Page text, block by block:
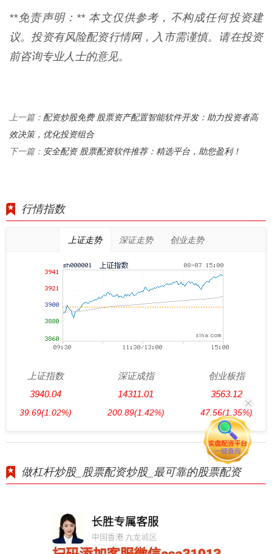
**免责声明：** 本文仅供参考，不构成任何投资建
议。投资有风险配资行情网，入市需谨慎。请在投资
前咨询专业人士的意见。
上一篇： 配资炒股免费 股票资产配置智能软件开发：助力投资者高
效决策，优化投资组合
下一篇： 安全配资 股票配资软件推荐：精选平台，助您盈利！
行情指数
上证走势 深证走势 创业走势
上证指数
3940.04
39.69(1.02%)
深证成指
14311.01
200.89(1.42%)
创业板指
3563.12
47.56(1.35%)
做杠杆炒股_股票配资炒股_最可靠的股票配资